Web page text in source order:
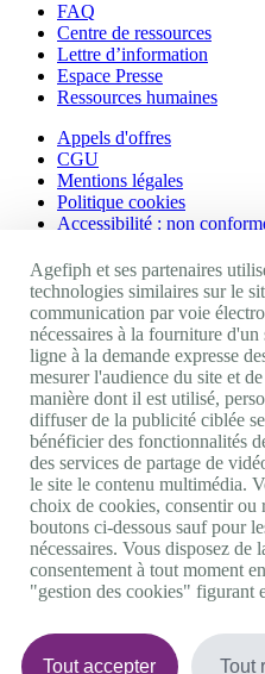
FAQ
Centre de ressources
Lettre d’information
Espace Presse
Ressources humaines
Appels d'offres
CGU
Mentions légales
Politique cookies
Accessibilité : non
Nos autres sites
Site portail Agefiph
Activateur de progrès
Handinnov
Innovation et recherche
Université du RRH
Service AppuiPro
Nous suivre
Youtube
Linkedin
Facebook
Twitter
0 800 11 10 09Services & appel
Agefiph et ses partenaires
technologies similaires sur le
communication par voie
nécessaires à la fourniture
ligne à la demande expresse
mesurer l'audience du site et
manière dont il est utilisé,
diffuser de la publicité ciblée
bénéficier des fonctionnalités
des services de partage de
le site le contenu multimédia.
choix de cookies, consentir ou
boutons ci-dessous sauf pour
nécessaires. Vous disposez
consentement à tout moment
"gestion des cookies" figurant
Tout accepter Tout